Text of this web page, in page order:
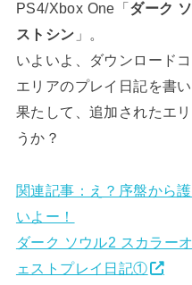
PS4/Xbox One「ダーク
ストシン 」。
いよいよ、ダウンロード
エリアのプレイ日記を書い
果たして、追加されたエ
うか？
関連記事：え？序盤から
いよー！
ダーク ソウル2 スカラー
ェストプレイ日記①